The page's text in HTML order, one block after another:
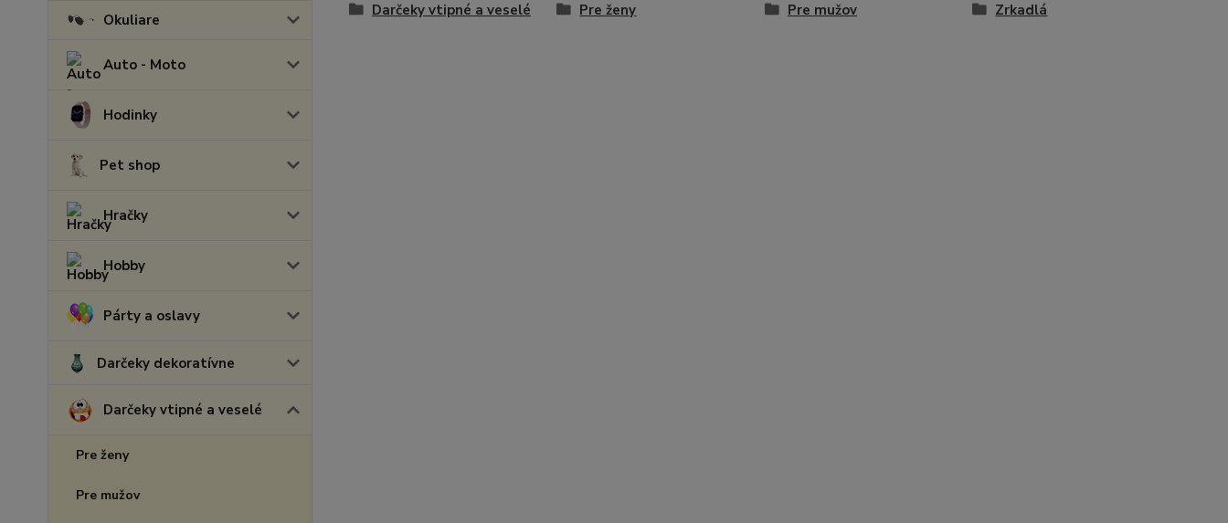
Okuliare
Auto - Moto
Hodinky
Pet shop
Hračky
Hobby
Párty a oslavy
Darčeky dekoratívne
Darčeky vtipné a veselé
Pre ženy
Pre mužov
Darčeky vtipné a veselé Pre ženy Pre mužov Zrkadlá